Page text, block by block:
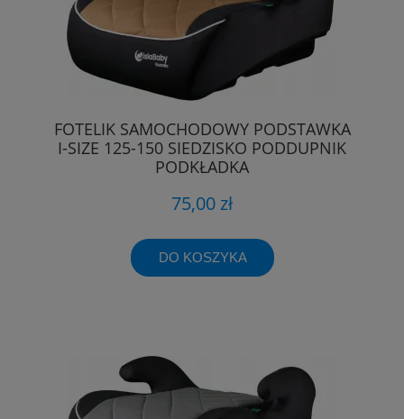
FOTELIK SAMOCHODOWY PODSTAWKA
I-SIZE 125-150 SIEDZISKO PODDUPNIK
PODKŁADKA
75,00 zł
DO KOSZYKA